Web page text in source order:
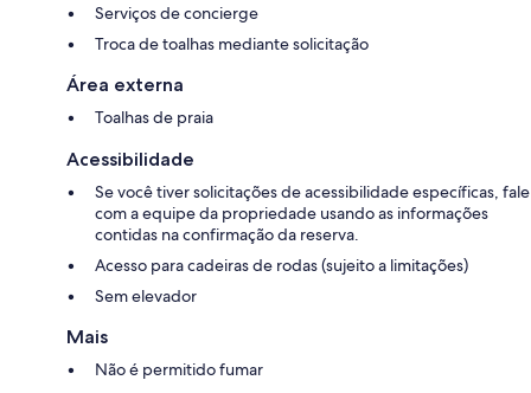
Serviços de concierge
Troca de toalhas mediante solicitação
Área externa
Toalhas de praia
Acessibilidade
Se você tiver solicitações de acessibilidade específicas, fale
com a equipe da propriedade usando as informações
contidas na confirmação da reserva.
Acesso para cadeiras de rodas (sujeito a limitações)
Sem elevador
Mais
Não é permitido fumar